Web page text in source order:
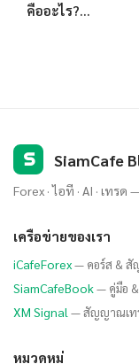
คืออะไร?...
S SiamCafe
Forex · ไอที · AI · เท
เครือข่ายของเรา
iCafeForex— คอร์ส &
SiamCafeBook— คู่มือ
XM Signal — สัญญาณเท
หมวดหมู่